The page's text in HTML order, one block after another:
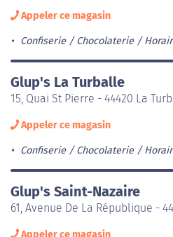
Appeler ce magasin
Confiserie / Chocolaterie
Glup's La Turballe
15, Quai St Pierre - 44420 La
Appeler ce magasin
Confiserie / Chocolaterie
Glup's Saint-Nazaire
61, Avenue De La République -
Appeler ce magasin